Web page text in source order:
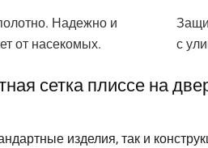
Надежно и
от насекомых.
с
сетка плиссе на
изделия, так и